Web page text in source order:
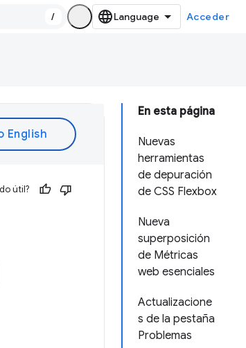
/ Acceder
En esta página
Nuevas
herramientas
de depuración
de CSS Flexbox
Nueva
superposición
de Métricas
web esenciales
Actualizacione
s de la pestaña
Problemas
útil?